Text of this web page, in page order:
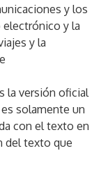
y los
y la
y la
la versión oficial
solamente un
con el texto en
del texto que